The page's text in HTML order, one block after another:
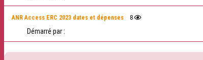
ANR Access ERC 2023 dates et dépenses 8
Démarré par :